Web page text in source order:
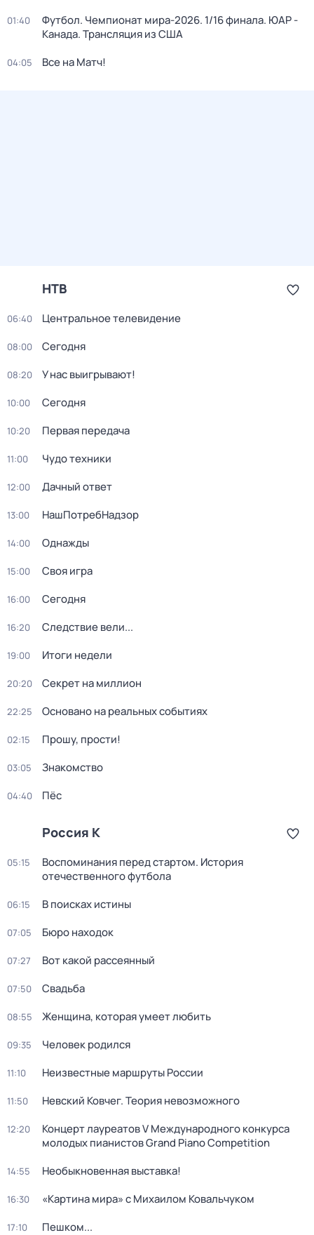
01:40
Футбол. Чемпионат мира-2026. 1/16 финала. ЮАР -
Канада. Трансляция из США
04:05 Все на Матч!
НТВ
06:40 Центральное телевидение
08:00 Сегодня
08:20 У нас выигрывают!
10:00 Сегодня
10:20 Первая передача
11:00 Чудо техники
12:00 Дачный ответ
13:00 НашПотребНадзор
14:00 Однажды
15:00 Своя игра
16:00 Сегодня
16:20 Следствие вели...
19:00 Итоги недели
20:20 Секрет на миллион
22:25 Основано на реальных событиях
02:15 Прошу, прости!
03:05 Знакомство
04:40 Пёс
Россия К
05:15
Воспоминания перед стартом. История
отечественного футбола
06:15 В поисках истины
07:05 Бюро находок
07:27 Вот какой рассеянный
07:50 Свадьба
08:55 Женщина, которая умеет любить
09:35 Человек родился
11:10 Неизвестные маршруты России
11:50 Невский Ковчег. Теория невозможного
12:20
Концерт лауреатов V Международного конкурса
молодых пианистов Grand Piano Competition
14:55 Необыкновенная выставка!
16:30 «Картина мира» с Михаилом Ковальчуком
17:10 Пешком...